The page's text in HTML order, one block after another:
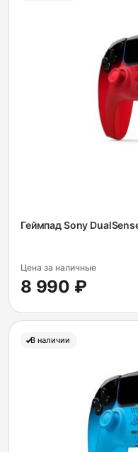
Геймпад Sony
Цена за наличные
8 990 ₽
В наличии